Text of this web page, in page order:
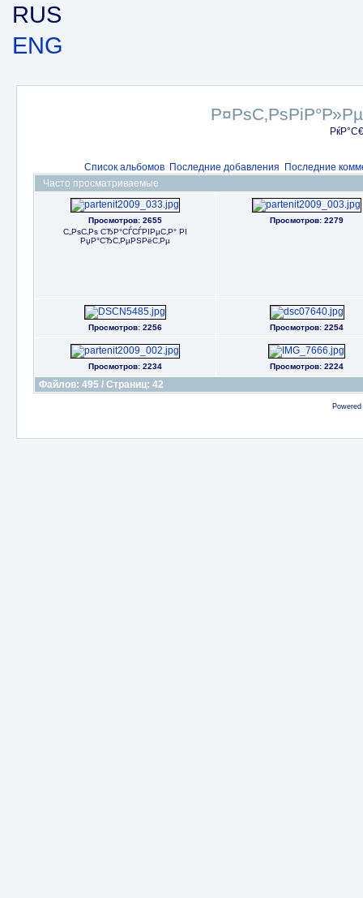
RUS
ENG
Список альбомов Последние добавления
Последние
Часто просматриваемые
Просмотров: 2655
С„РѕС‚Рѕ СЂР°СЃСЃРІРµС‚Р° РІ
РџР°СЂС‚РµРЅРёС‚Рµ
Просмотров: 2279
Просмотров: 2256 Просмотров: 2254
Просмотров: 2234 Просмотров: 2224
Файлов: 495 / Страниц: 42